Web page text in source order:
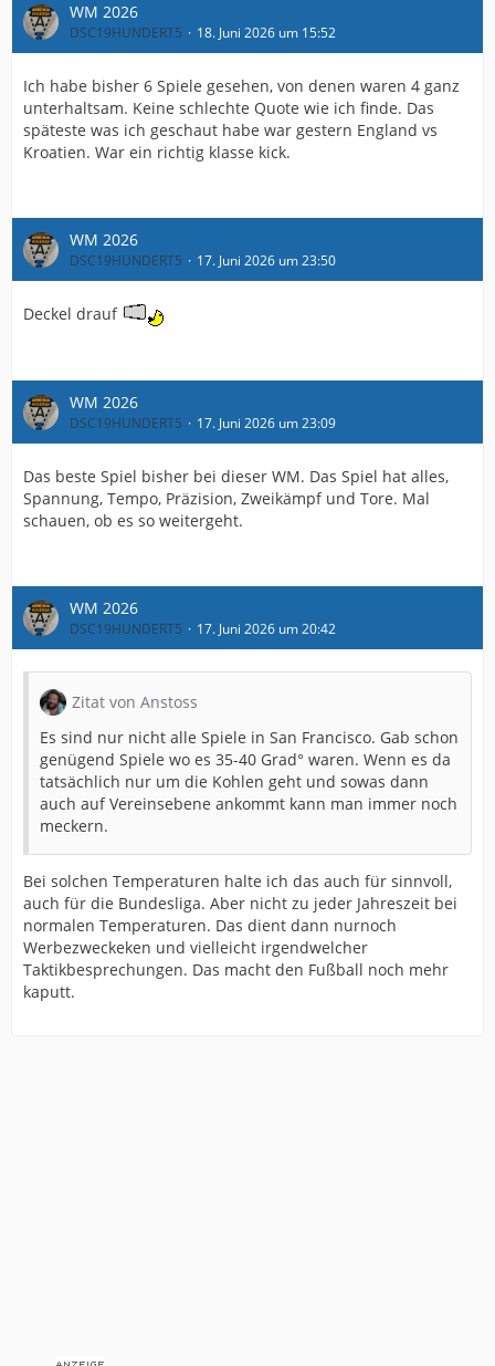
WM 2026
DSC19HUNDERT5 18. Juni 2026 um 15:52
Ich habe bisher 6 Spiele gesehen, von denen waren 4 ganz
unterhaltsam. Keine schlechte Quote wie ich finde. Das
späteste was ich geschaut habe war gestern England vs
Kroatien. War ein richtig klasse kick.
WM 2026
DSC19HUNDERT5 17. Juni 2026 um 23:50
Deckel drauf
WM 2026
DSC19HUNDERT5 17. Juni 2026 um 23:09
Das beste Spiel bisher bei dieser WM. Das Spiel hat alles,
Spannung, Tempo, Präzision, Zweikämpf und Tore. Mal
schauen, ob es so weitergeht.
WM 2026
DSC19HUNDERT5 17. Juni 2026 um 20:42
Zitat von Anstoss
Es sind nur nicht alle Spiele in San Francisco. Gab schon
genügend Spiele wo es 35-40 Grad° waren. Wenn es da
tatsächlich nur um die Kohlen geht und sowas dann
auch auf Vereinsebene ankommt kann man immer noch
meckern.
Bei solchen Temperaturen halte ich das auch für sinnvoll,
auch für die Bundesliga. Aber nicht zu jeder Jahreszeit bei
normalen Temperaturen. Das dient dann nurnoch
Werbezweckeken und vielleicht irgendwelcher
Taktikbesprechungen. Das macht den Fußball noch mehr
kaputt.